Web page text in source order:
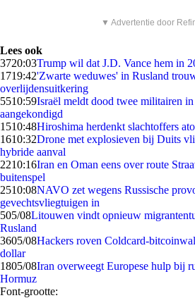
▼ Advertentie door
Lees ook
3720:03Trump wil dat J.D. Vance hem in
1719:42'Zwarte weduwes' in Rusland
overlijdensuitkering
5510:59Israël meldt dood twee militairen
aangekondigd
1510:48Hiroshima herdenkt slachtoffers
1610:32Drone met explosieven bij Duits
hybride aanval
2210:16Iran en Oman eens over route
buitenspel
2510:08NAVO zet wegens Russische
gevechtsvliegtuigen in
505/08Litouwen vindt opnieuw
Rusland
3605/08Hackers roven Coldcard-
dollar
1805/08Iran overweegt Europese hulp bij
Hormuz
Font-grootte: